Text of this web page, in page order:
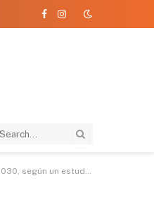
Facebook
Instagram
de Schneider Electric